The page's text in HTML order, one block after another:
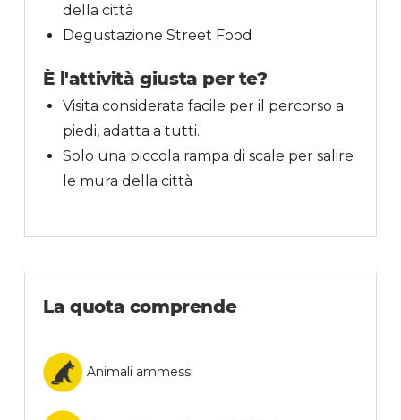
della città
Degustazione Street Food
È l'attività giusta per te?
Visita considerata facile per il percorso a
piedi, adatta a tutti.
Solo una piccola rampa di scale per salire
le mura della città
La quota comprende
Animali ammessi